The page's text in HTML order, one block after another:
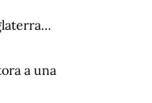
a una